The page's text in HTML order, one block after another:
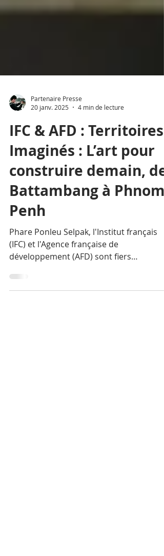
Partenaire Presse
20 janv. 2025
4 min de lecture
IFC & AFD : Territoires
Imaginés : L’art pour
construire demain, de
Battambang à Phnom
Penh
Phare Ponleu Selpak, l'Institut français